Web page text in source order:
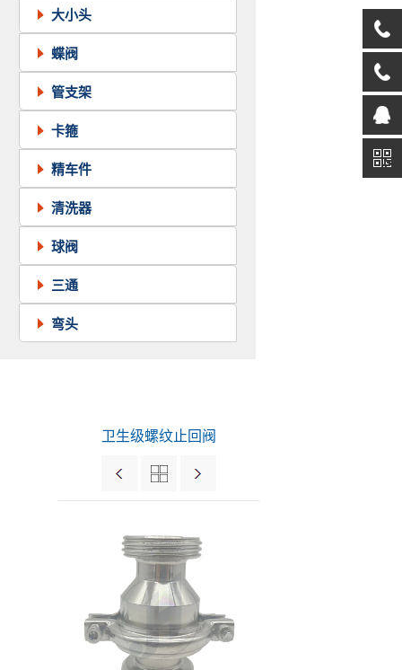
大小头
蝶阀
管支架
卡箍
精车件
清洗器
球阀
三通
弯头
卫生级螺纹止回阀